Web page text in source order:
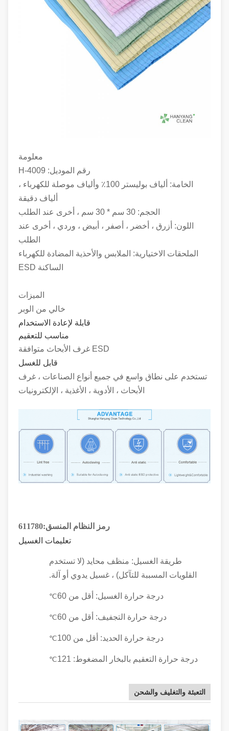
معلومة
رقم الموديل: H-4009
الخامة: ألياف بوليستر 100٪ وألياف موصلة للكهرباء ،
ألياف دقيقة
الحجم: 30 سم * 30 سم ، أخرى عند الطلب
اللون: أزرق ، أخضر ، أصفر ، أبيض ، وردي ، أخرى عند
الطلب
الملحقات الاختيارية: الملابس والأحذية المضادة للكهرباء
الساكنة ESD
الميزات
خالي من الوبر
قابلة لإعادة الاستخدام
مناسب للتعقيم
قابل للغسل
تستخدم على نطاق واسع في جميع أنواع الصناعات ، غرف
الأبحاث ، الأدوية ، الأغذية ، الإلكترونيات
رمز النظام المنسق:611780
تعليمات الغسيل
طريقة الغسيل: منظف محايد (لا تستخدم
القلويات المسببة للتآكل) ، غسيل يدوي أو آلة.
درجة حرارة الغسيل: أقل من 60 ℃
درجة حرارة التجفيف: أقل من 60 ℃
درجة حرارة الحديد: أقل من 100 ℃
درجة حرارة التعقيم بالبخار المضغوط: 121 ℃
التعبئة والتغليف والشحن